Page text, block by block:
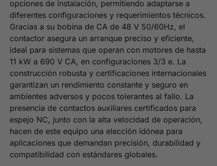
opciones de instalación, permitiendo adaptarse a
diferentes configuraciones y requerimientos técnicos.
Gracias a su bobina de CA de 48 V 50/60Hz, el
contactor asegura un arranque preciso y eficiente,
ideal para sistemas que operan con motores de hasta
11 kW a 690 V CA, en configuraciones 3/3 e. La
construcción robusta y certificaciones internacionales
garantizan un rendimiento constante y seguro en
ambientes adversos y pocos tolerantes al fallo. La
presencia de contactos auxiliares certificados para
espejo NC, junto con la alta velocidad de operación,
hacen de este equipo una elección idónea para
aplicaciones que demandan precisión, durabilidad y
compatibilidad con estándares globales.